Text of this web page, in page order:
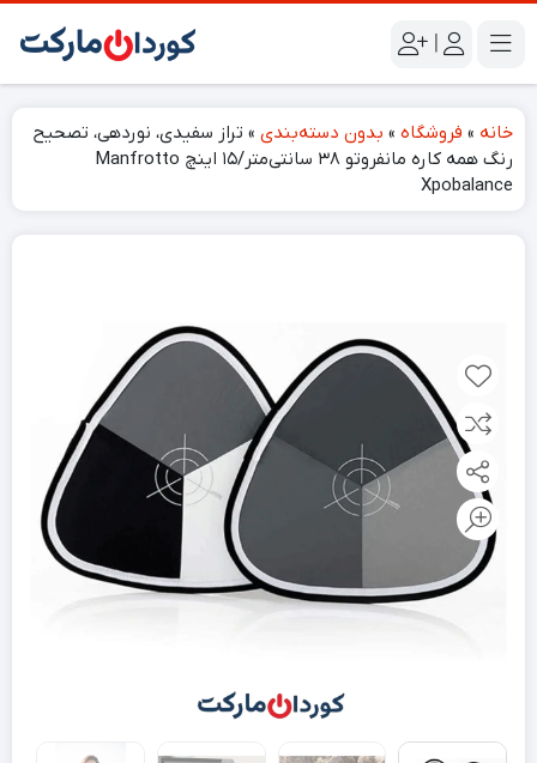
|
خانه » فروشگاه » بدون دسته‌بندی » تراز سفیدی، نوردهی، تصحیح
رنگ همه کاره مانفروتو ۳۸ سانتی‌متر/۱۵ اینچ Manfrotto
Xpobalance